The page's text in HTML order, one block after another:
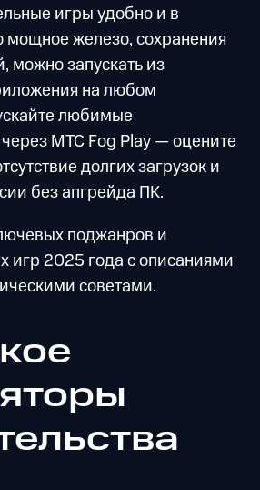
игры удобно и в
мощное железо, сохранения
можно запускать из
на любом
любимые
МТС Fog Play — оцените
долгих загрузок и
без апгрейда ПК.
поджанров и
игр 2025 года с описаниями
советами.